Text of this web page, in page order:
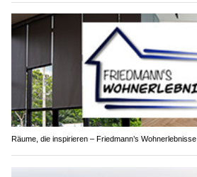
Räume, die inspirieren – Friedmann’s Wohnerlebnisse